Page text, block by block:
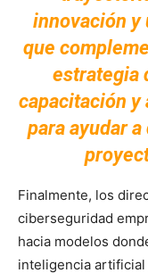
innovación y
que
estrategia
capacitación y
para ayudar
Finalmente, los
ciberseguridad
hacia modelos
inteligencia